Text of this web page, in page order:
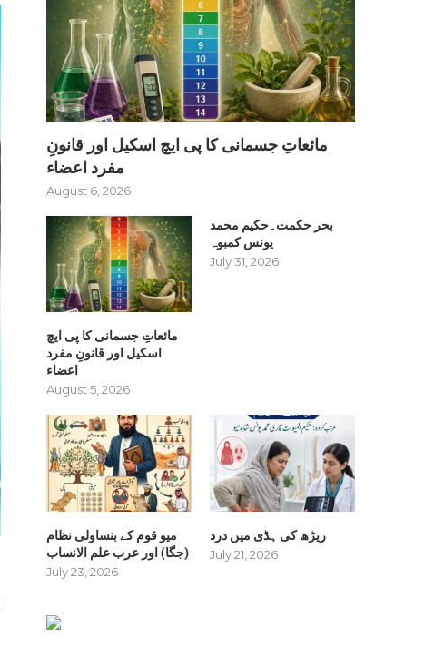
مائعاتِ جسمانی کا پی ایچ اسکیل اور قانونِ
مفرد اعضاء
August 6, 2026
مائعاتِ جسمانی کا پی ایچ
اسکیل اور قانونِ مفرد
اعضاء
August 5, 2026
بحر حکمت۔حکیم محمد
یونس کمبوہ
July 31, 2026
میو قوم کے بنساولی نظام
(جگا) اور عرب علم الانساب
July 23, 2026
ریڑھ کی ہڈی میں درد
July 21, 2026